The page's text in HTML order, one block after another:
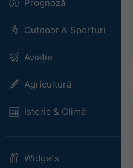
Prognoză
Outdoor & Sporturi
Aviație
Agricultură
Istoric & Climă
Widgets